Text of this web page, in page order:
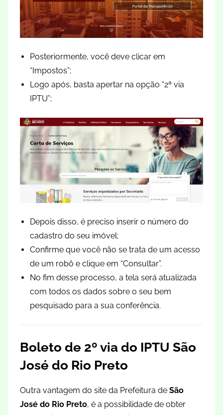
Posteriormente, você deve clicar em
“Impostos”;
Logo após, basta apertar na opção “2ª via
IPTU”;
Depois disso, é preciso inserir o número do
cadastro do seu imóvel;
Confirme que você não se trata de um acesso
de um robô e clique em “Consultar”.
No fim desse processo, a tela será atualizada
com todos os dados sobre o seu bem
pesquisado para a sua conferência.
Boleto de 2º via do IPTU São
José do Rio Preto
Outra vantagem do site da Prefeitura de São
José do Rio Preto, é a possibilidade de obter